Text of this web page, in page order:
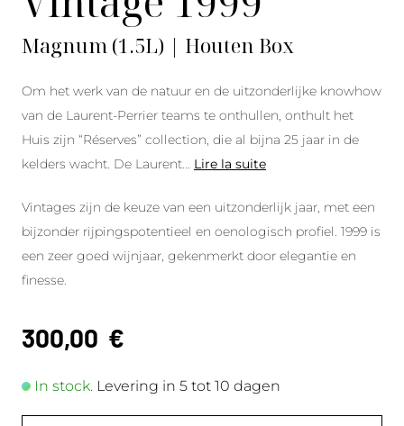
Magnum (1.5L) | Houten Box
Om het werk van de natuur en de uitzonderlijke knowhow
van de Laurent-Perrier teams te onthullen, onthult het
Huis zijn “Réserves” collection, die al bijna 25 jaar in de
kelders wacht. De Laurent
Lire la suite
Vintages zijn de keuze van een uitzonderlijk jaar, met een
bijzonder rijpingspotentieel en oenologisch profiel. 1999 is
een zeer goed wijnjaar, gekenmerkt door elegantie en
finesse.
300,00 €
In stock. Levering in 5 tot 10 dagen